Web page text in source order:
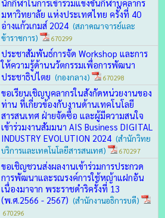
นักกีฬาในการเข้าร่วมแข่งขันกีฬาบุคลากร
มหาวิทยาลัย แห่งประเทศไทย ครั้งที่ 40
อ่างแก้วเกมส์ 2024 (สภาคณาจารย์และ
ข้าราชการ)
670299
ประชาสัมพันธ์การจัด Workshop และการ
ให้ความรู้ด้านนวัตกรรมเพื่อการพัฒนา
ประชาธิปไตย (กองกลาง) 670298
ขอเรียนเชิญบุคลากรในสังกัดหน่วยงานของ
ท่าน ที่เกี่ยวข้องกับงานด้านเทคโนโลยี
สารสนเทศ ฝ่ายจัดซื้อ และผู้มีความสนใจ
เข้าร่วมงานสัมมนา AIS Business DIGITAL
INDUSTRY EVOLUTION 2024 (สำนักวิทย
บริการและเทคโนโลยีสารสนเทศ)
670297
ขอเชิญชวนส่งผลงานเข้าร่วมการประกวด
การพัฒนาและรณรงค์การใช้หญ้าแฝกอัน
เนื่องมาจาก พระราชดำริครั้งที่ 13
(พ.ศ.2566 - 2567) (สำนักงานอธิการบดี)
670296